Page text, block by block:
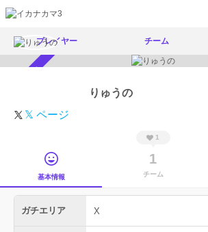
プレイヤー チーム
りゅうの
𝕏 ページ
基本情報
1
1
チーム
ガチエリア X